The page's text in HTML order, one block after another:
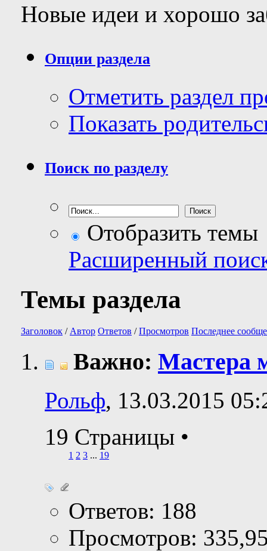
Новые идеи и хорошо
Опции раздела
Отметить раздел
Показать
Поиск по разделу
Отобразить темы
Расширенный
Темы раздела
Заголовок / Автор Ответов /Просмотров Последнее
Важно: Мастера
Рольф, 13.03.2015
19 Страницы •
1 2 3 ... 19
Ответов: 188
Просмотров: